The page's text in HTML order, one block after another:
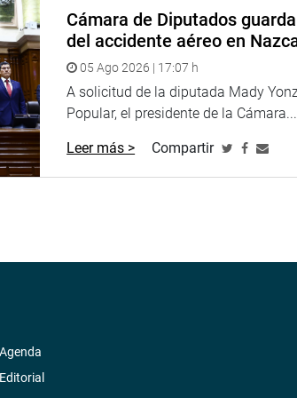
Bravo (FA) opinó que el mensaje
en cuanto al pensamiento del historiador Jorge
país. Precisó que se debería de terminar con el
del país, según recalcó. (JTR).
en nuestra página web y redes sociales.
radiocongreso
Cámara de Diputados
del accidente aéreo en
05 Ago 2026 | 17:07 h
A solicitud de la diputada Mady
Popular, el presidente de la Cámara...
Leer más > Compartir
Agenda
Editorial